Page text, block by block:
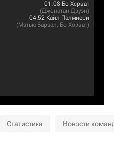
01:08 Бо Хорват
(Джонатан Друэн)
04:52 Кайл Палмиери
(Мэтью Барзал, Бо Хорват)
Статистика Новости